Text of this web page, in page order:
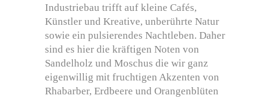
Industriebau trifft auf kleine Cafés,
Künstler und Kreative, unberührte Natur
sowie ein pulsierendes Nachtleben. Daher
sind es hier die kräftigen Noten von
Sandelholz und Moschus die wir ganz
eigenwillig mit fruchtigen Akzenten von
Rhabarber, Erdbeere und Orangenblüten